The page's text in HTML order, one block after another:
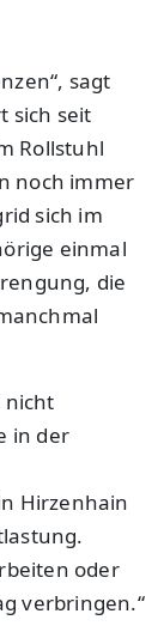
sagt
sich seit
Rollstuhl
noch immer
sich im
einmal
die
nicht
in der
Hirzenhain
oder
verbringen.“